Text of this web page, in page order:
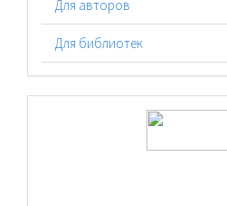
Для авторов
Для библиотек